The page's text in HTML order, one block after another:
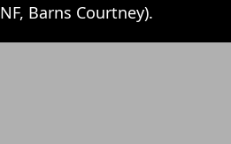
NF, Barns Courtney).